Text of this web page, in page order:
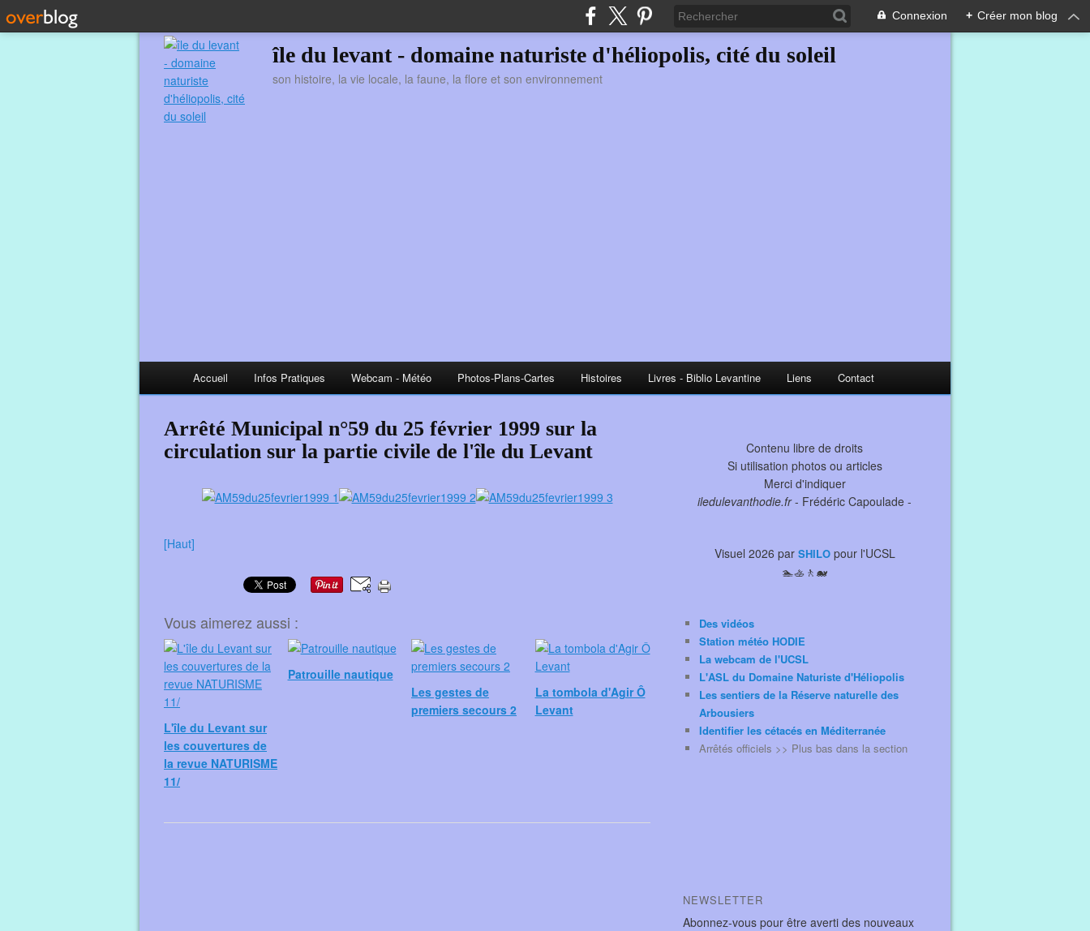
Connexion + Créer mon blog
île du levant - domaine naturiste d'héliopolis, cité du soleil
son histoire, la vie locale, la faune, la flore et son environnement
Accueil Infos Pratiques Webcam - Météo Photos-Plans-Cartes Histoires Livres - Biblio Levantine Liens Contact
Arrêté Municipal n°59 du 25 février 1999 sur la
circulation sur la partie civile de l'île du Levant
[Haut]
Vous aimerez aussi :
L'île du Levant sur
les couvertures de
la revue NATURISME
11/
Patrouille nautique
Les gestes de
premiers secours 2
La tombola d'Agir Ô
Levant
Contenu libre de droits
Si utilisation photos ou articles
Merci d'indiquer
iledulevanthodie.fr- Frédéric Capoulade -
Visuel 2026 par SHILOpour l'UCSL
🏊🚣🚶🐋
Des vidéos
Station météo HODIE
La webcam de l'UCSL
L'ASL du Domaine Naturiste d'Héliopolis
Les sentiers de la Réserve naturelle des
Arbousiers
Identifier les cétacés en Méditerranée
Arrêtés officiels >> Plus bas dans la section
NEWSLETTER
Abonnez-vous pour être averti des nouveaux